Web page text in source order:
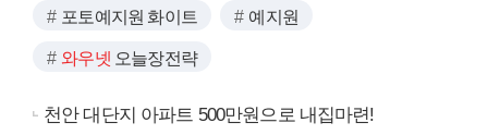
포토예지원 화이트 예지원
와우넷 오늘장전략
천안 대단지 아파트 500만원으로 내집마련!